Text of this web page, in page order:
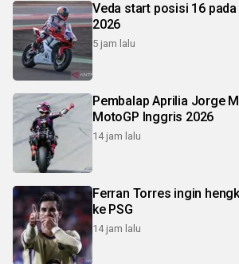
Veda start posisi 16
2026
5 jam lalu
Pembalap Aprilia Jorge
MotoGP Inggris 2026
14 jam lalu
Ferran Torres ingin
ke PSG
14 jam lalu